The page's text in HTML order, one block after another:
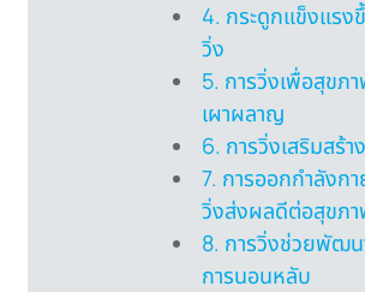
4. กระดูกแข็งแรง
วิ่ง
5. การวิ่งเพื่อสุขภ
เผาผลาญ
6. การวิ่งเสริมสร้
7. การออกกำลังก
วิ่งส่งผลดีต่อสุขภ
8. การวิ่งช่วยพัฒ
การนอนหลับ